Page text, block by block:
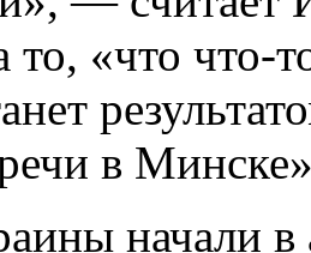
«что что-
в
начали в